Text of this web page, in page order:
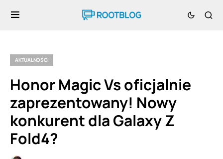
AKTUALNOŚCI
Honor Magic Vs oficjalnie
zaprezentowany! Nowy
konkurent dla Galaxy Z
Fold4?